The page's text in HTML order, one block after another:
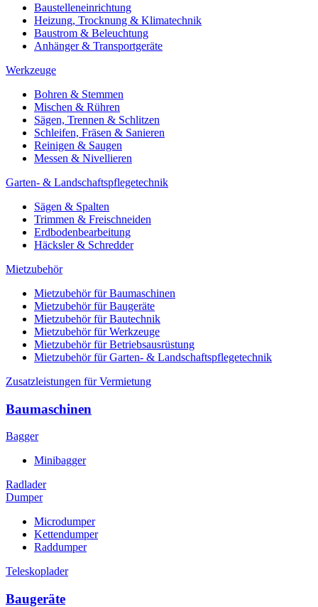
Baustelleneinrichtung
Heizung, Trocknung & Klimatechnik
Baustrom & Beleuchtung
Anhänger & Transportgeräte
Werkzeuge
Bohren & Stemmen
Mischen & Rühren
Sägen, Trennen & Schlitzen
Schleifen, Fräsen & Sanieren
Reinigen & Saugen
Messen & Nivellieren
Garten- & Landschaftspflegetechnik
Sägen & Spalten
Trimmen & Freischneiden
Erdbodenbearbeitung
Häcksler & Schredder
Mietzubehör
Mietzubehör für Baumaschinen
Mietzubehör für Baugeräte
Mietzubehör für Bautechnik
Mietzubehör für Werkzeuge
Mietzubehör für Betriebsausrüstung
Mietzubehör für Garten- & Landschaftspflegetechnik
Zusatzleistungen für Vermietung
Baumaschinen
Bagger
Minibagger
Radlader
Dumper
Microdumper
Kettendumper
Raddumper
Teleskoplader
Baugeräte